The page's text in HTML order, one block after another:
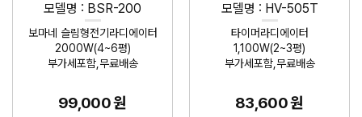
모델명 : BSR-200
보마네 슬림형전기라디에이터
2000W(4~6평)
부가세포함,무료배송
99,000 원
모델명 : HV-505T
타이머라디에이터
1,100W(2~3평)
부가세포함,무료배송
83,600 원